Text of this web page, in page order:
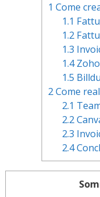
1 Come
1.1
1.2
1.3
1.4
1.5 Billdu
2Come
2.1
2.2
2.3
2.4